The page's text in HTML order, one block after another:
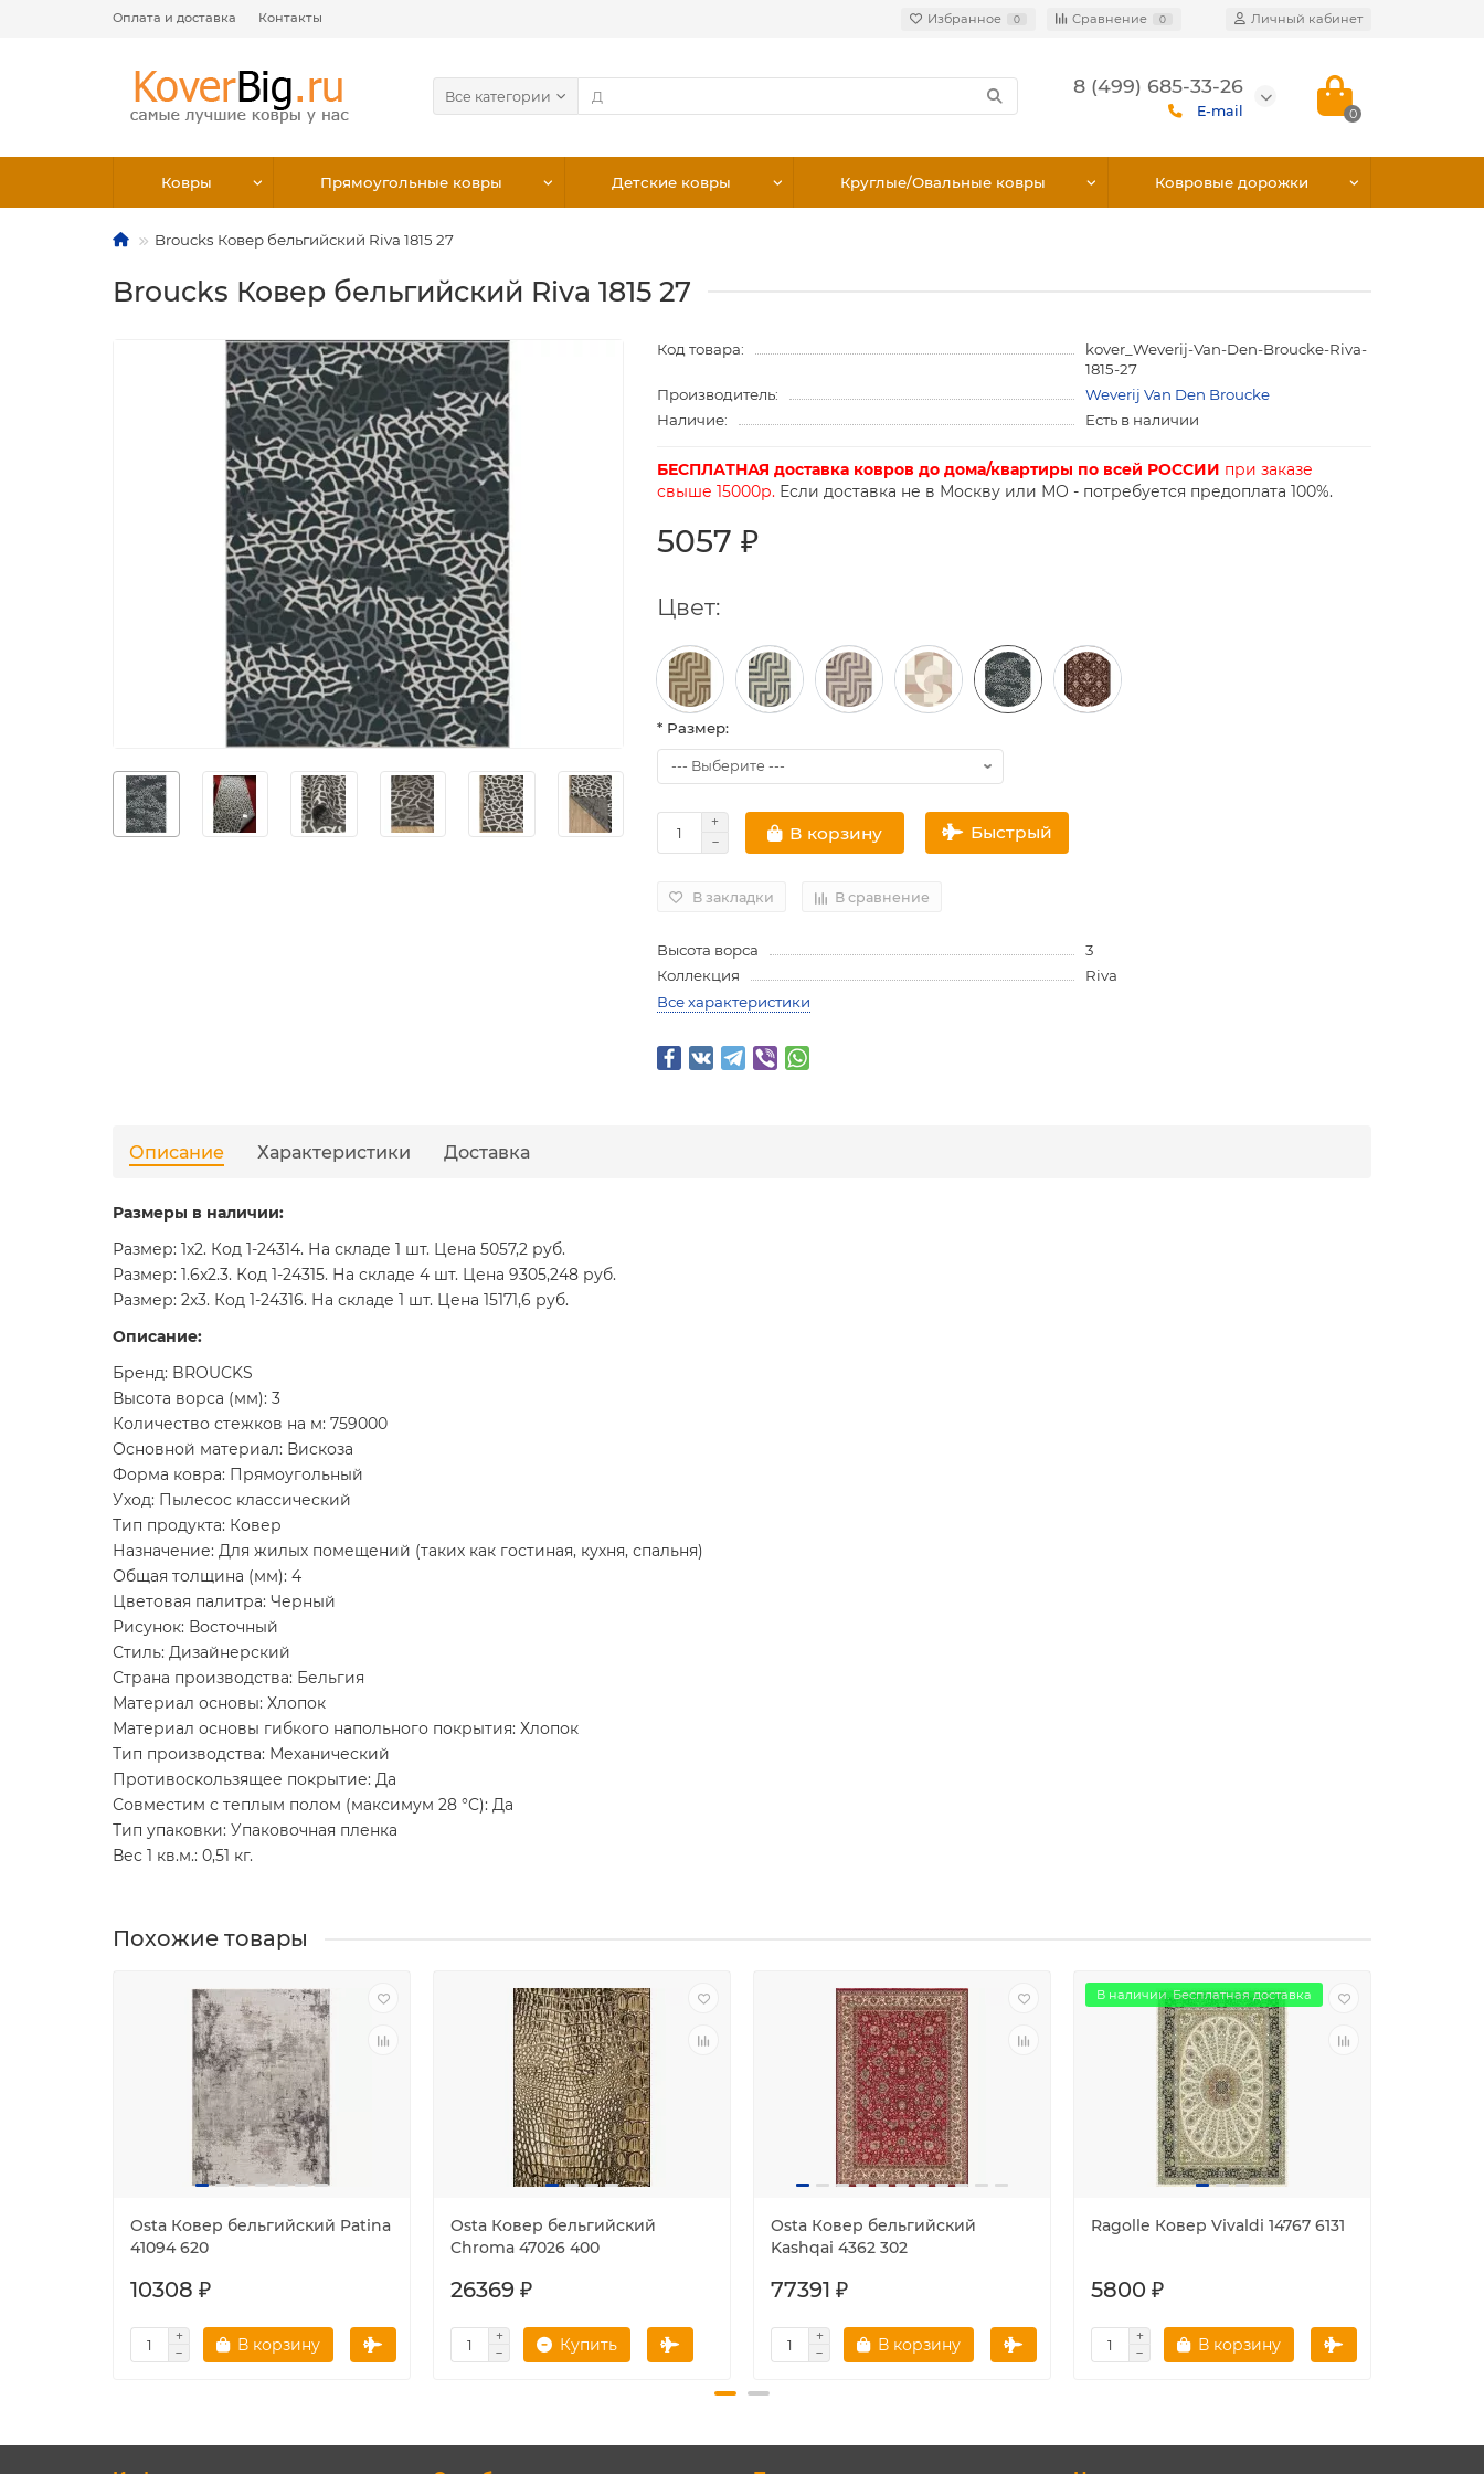
Оплата и доставка Контакты Избранное 0 Сравнение 0 Личный кабинет
Все категории 8 (499) 685-33-26
E-mail 0
Ковры Прямоугольные ковры Детские ковры Круглые/Овальные ковры Ковровые дорожки
Broucks Ковер бельгийский Riva 1815 27
Broucks Ковер бельгийский Riva 1815 27
Код товара:
kover_Weverij-Van-Den-Broucke-Riva-
1815-27
Производитель:
Weverij Van Den Broucke
Наличие:
Есть в наличии
БЕСПЛАТНАЯ доставка ковров до дома/квартиры по всей РОССИИ при заказе
свыше 15000р. Если доставка не в Москву или МО - потребуется предоплата 100%.
5057 ₽
Цвет:
* Размер:
В корзину Быстрый
В закладки В сравнение
Высота ворса
3
Коллекция
Riva
Все характеристики
Описание Характеристики Доставка
Размеры в наличии:
Размер: 1x2. Код 1-24314. На складе 1 шт. Цена 5057,2 руб.
Размер: 1.6x2.3. Код 1-24315. На складе 4 шт. Цена 9305,248 руб.
Размер: 2x3. Код 1-24316. На складе 1 шт. Цена 15171,6 руб.
Описание:
Бренд: BROUCKS
Высота ворса (мм): 3
Количество стежков на м: 759000
Основной материал: Вискоза
Форма ковра: Прямоугольный
Уход: Пылесос классический
Тип продукта: Ковер
Назначение: Для жилых помещений (таких как гостиная, кухня, спальня)
Общая толщина (мм): 4
Цветовая палитра: Черный
Рисунок: Восточный
Стиль: Дизайнерский
Страна производства: Бельгия
Материал основы: Хлопок
Материал основы гибкого напольного покрытия: Хлопок
Тип производства: Механический
Противоскользящее покрытие: Да
Совместим с теплым полом (максимум 28 °C): Да
Тип упаковки: Упаковочная пленка
Вес 1 кв.м.: 0,51 кг.
Похожие товары
Osta Ковер бельгийский Patina
41094 620
10308 ₽
В корзину
Osta Ковер бельгийский
Chroma 47026 400
26369 ₽
Купить
Osta Ковер бельгийский
Kashqai 4362 302
77391 ₽
В корзину
В наличии. Бесплатная доставка
Ragolle Ковер Vivaldi 14767 6131
5800 ₽
В корзину